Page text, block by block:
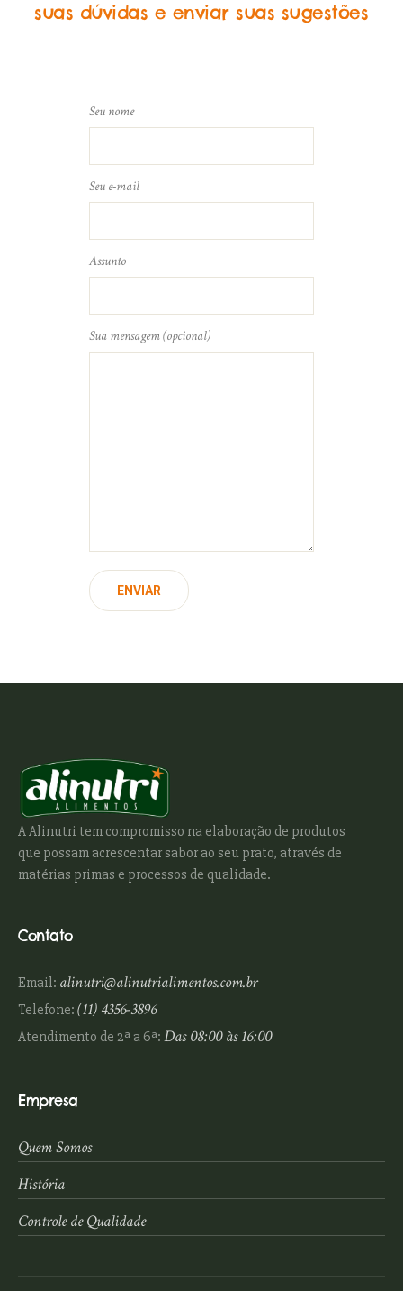
suas dúvidas e enviar suas sugestões
Seu nome
Seu e-mail
Assunto
Sua mensagem (opcional)
A Alinutri tem compromisso na elaboração de produtos
que possam acrescentar sabor ao seu prato, através de
matérias primas e processos de qualidade.
Contato
Email: alinutri@alinutrialimentos.com.br
Telefone:(11) 4356-3896
Atendimento de 2ª a 6ª:Das 08:00 às 16:00
Empresa
Quem Somos
História
Controle de Qualidade